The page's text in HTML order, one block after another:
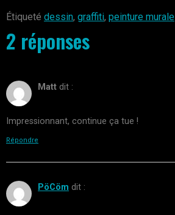
Étiqueté dessin, graffiti, peinture murale
2 réponses
Matt dit :
Impressionnant, continue ça tue !
Répondre
PöCöm dit :